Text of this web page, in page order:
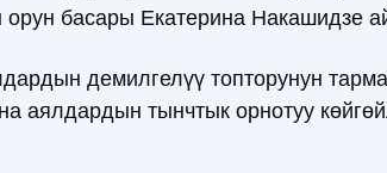
орун басары Екатерина Накашидзе
демилгелүү топторунун
тынчтык орнотуу